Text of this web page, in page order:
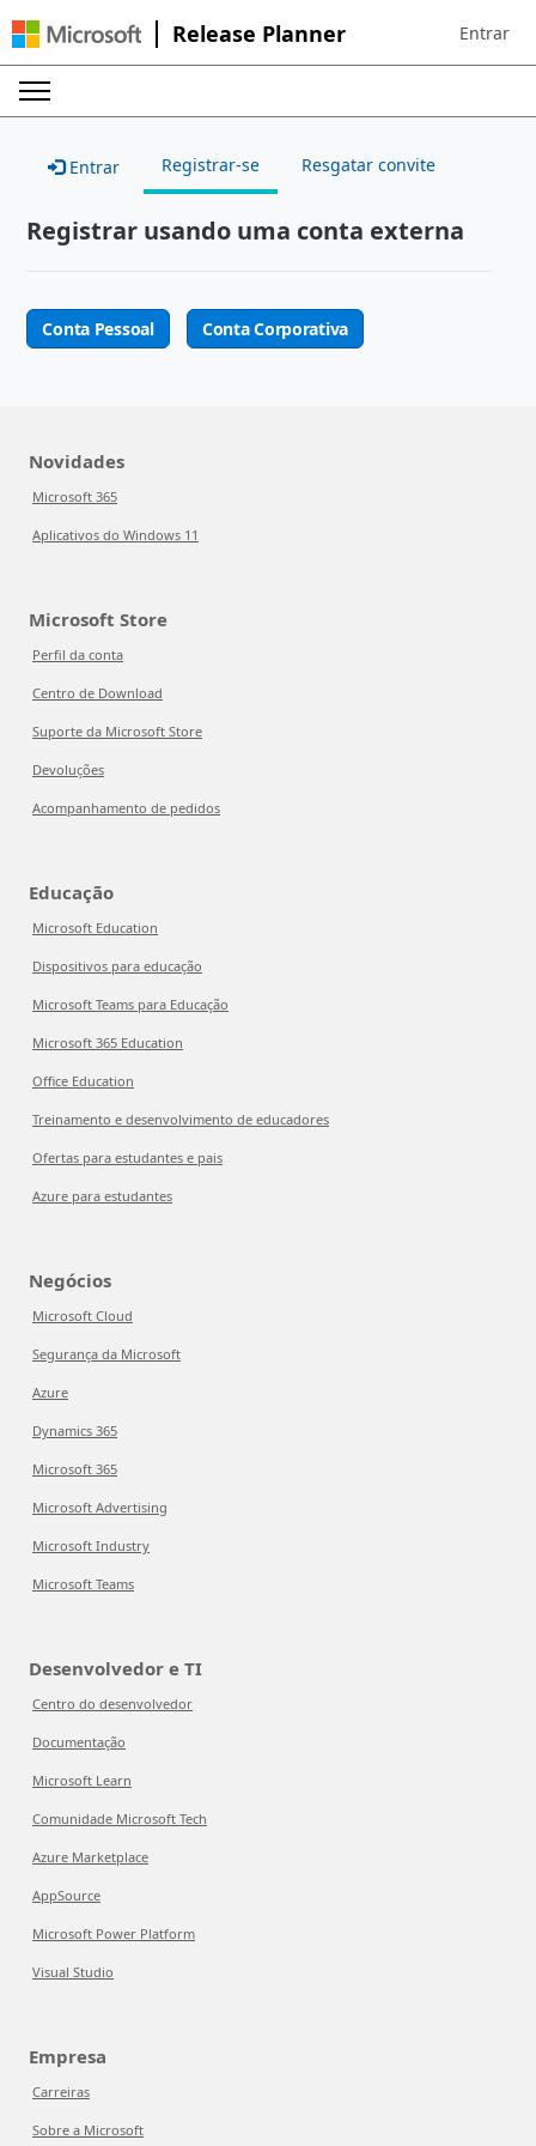
Release Planner Sign in to
Entrar
Entrar Registrar-se Resgatar convite
Registrar usando uma conta externa
Conta Pessoal Conta Corporativa
Novidades
Microsoft 365
Aplicativos do Windows 11
Microsoft Store
Perfil da conta
Centro de Download
Suporte da Microsoft Store
Devoluções
Acompanhamento de pedidos
Educação
Microsoft Education
Dispositivos para educação
Microsoft Teams para Educação
Microsoft 365 Education
Office Education
Treinamento e desenvolvimento de educadores
Ofertas para estudantes e pais
Azure para estudantes
Negócios
Microsoft Cloud
Segurança da Microsoft
Azure
Dynamics 365
Microsoft 365
Microsoft Advertising
Microsoft Industry
Microsoft Teams
Desenvolvedor e TI
Centro do desenvolvedor
Documentação
Microsoft Learn
Comunidade Microsoft Tech
Azure Marketplace
AppSource
Microsoft Power Platform
Visual Studio
Empresa
Carreiras
Sobre a Microsoft